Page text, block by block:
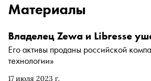
Материалы
17 июля 2023 г.
Владелец Zewa и Libresse
Его активы проданы российской
технологии»